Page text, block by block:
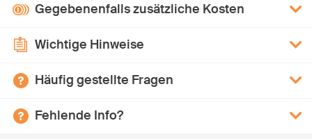
Gegebenenfalls zusätzliche Kosten
Wichtige Hinweise
Häufig gestellte Fragen
Fehlende Info?